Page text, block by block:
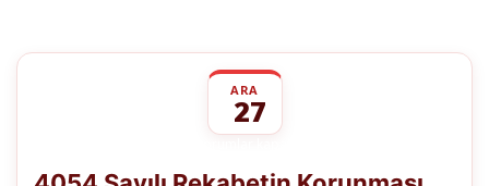
ARA
27
Rekabetin